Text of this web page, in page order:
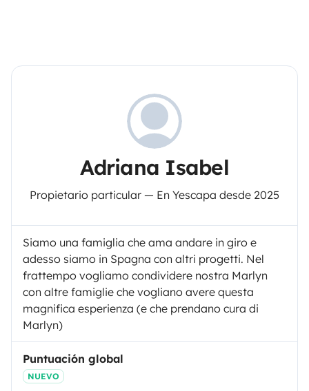
Adriana Isabel
Propietario particular — En Yescapa desde 2025
Siamo una famiglia che ama andare in giro e
adesso siamo in Spagna con altri progetti. Nel
frattempo vogliamo condividere nostra Marlyn
con altre famiglie che vogliano avere questa
magnifica esperienza (e che prendano cura di
Marlyn)
Puntuación global
NUEVO